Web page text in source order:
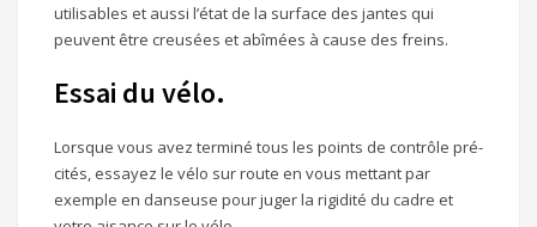
utilisables et aussi l’état de la surface des jantes qui
peuvent être creusées et abîmées à cause des freins.
Essai du vélo.
Lorsque vous avez terminé tous les points de contrôle pré-
cités, essayez le vélo sur route en vous mettant par
exemple en danseuse pour juger la rigidité du cadre et